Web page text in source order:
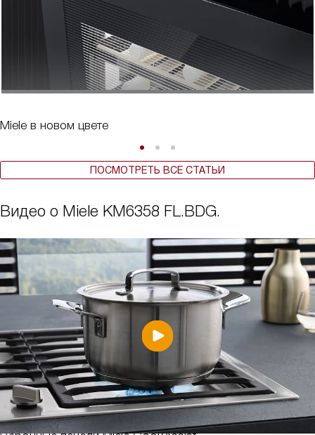
Miele в новом цвете
ПОСМОТРЕТЬ ВСЕ СТАТЬИ
Видео о Miele KM6358 FL.BDG.